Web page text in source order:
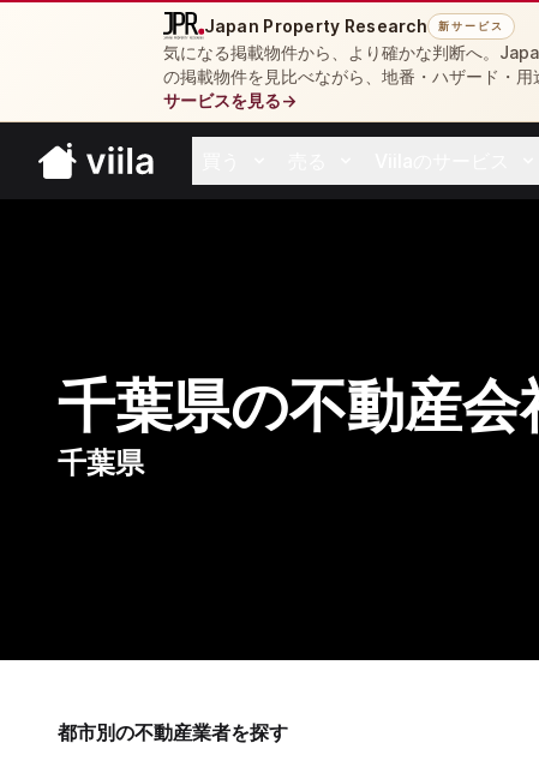
Japan Property Research 新サービス
気になる掲載物件から、より確かな判断へ。
の掲載物件を見比べながら、地番・ハザード・用
サービスを見る→
Open resources
千葉県の不動産会
千葉県
都市別の不動産業者を探す